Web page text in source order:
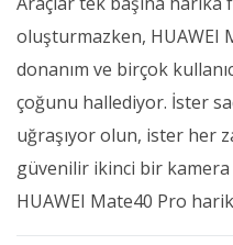
oluşturmazken, HUAWEI
donanım ve birçok
çoğunu hallediyor. İster
uğraşıyor olun, ister her
güvenilir ikinci bir
HUAWEI Mate40 Pro